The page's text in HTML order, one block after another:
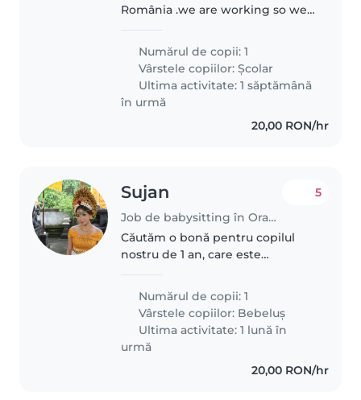
România .we are working so we
Numărul de copii: 1
Vârstele copiilor:Școlar
Ultima activitate: 1 săptămână
în urmă
20,00 RON/hr
Sujan
Job de babysitting în Oradea
5
Căutăm o bonă pentru copilul
nostru de 1 an, care este
ajute cu temele. Copilul nostru
nu are nevoi speciale. Suntem..
Numărul de copii: 1
Vârstele copiilor: Bebeluș
Ultima activitate: 1 lună în
urmă
20,00 RON/hr